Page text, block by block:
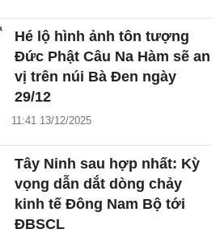
Hé lộ hình ảnh tôn tượng
Đức Phật Câu Na Hàm sẽ an
vị trên núi Bà Đen ngày
29/12
11:41 13/12/2025
Tây Ninh sau hợp nhất: Kỳ
vọng dẫn dắt dòng chảy
kinh tế Đông Nam Bộ tới
ĐBSCL